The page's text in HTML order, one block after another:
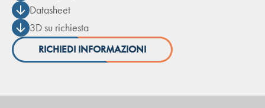
Datasheet
3D su richiesta
RICHIEDI INFORMAZIONI